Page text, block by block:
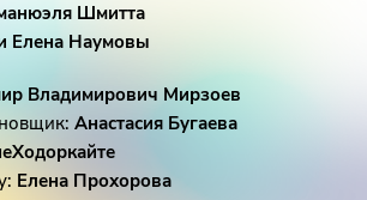
Шмитта
Елена Наумовы
Владимирович Мирзоев
Анастасия Бугаева
Елена Прохорова